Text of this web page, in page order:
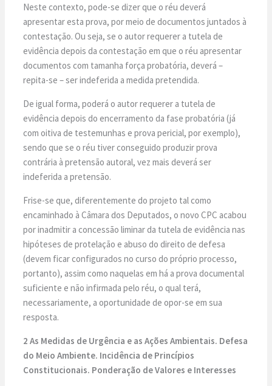
Neste contexto, pode-se dizer que o réu deverá
apresentar esta prova, por meio de documentos juntados à
contestação. Ou seja, se o autor requerer a tutela de
evidência depois da contestação em que o réu apresentar
documentos com tamanha força probatória, deverá –
repita-se – ser indeferida a medida pretendida.
De igual forma, poderá o autor requerer a tutela de
evidência depois do encerramento da fase probatória (já
com oitiva de testemunhas e prova pericial, por exemplo),
sendo que se o réu tiver conseguido produzir prova
contrária à pretensão autoral, vez mais deverá ser
indeferida a pretensão.
Frise-se que, diferentemente do projeto tal como
encaminhado à Câmara dos Deputados, o novo CPC acabou
por inadmitir a concessão liminar da tutela de evidência nas
hipóteses de protelação e abuso do direito de defesa
(devem ficar configurados no curso do próprio processo,
portanto), assim como naquelas em há a prova documental
suficiente e não infirmada pelo réu, o qual terá,
necessariamente, a oportunidade de opor-se em sua
resposta.
2 As Medidas de Urgência e as Ações Ambientais. Defesa
do Meio Ambiente. Incidência de Princípios
Constitucionais. Ponderação de Valores e Interesses